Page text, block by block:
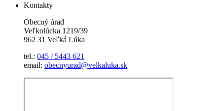
Kontakty
Obecný úrad
Veľkolúcka 1219/39
962 31 Veľká Lúka
tel.: 045 / 5443 621
email: obecnyurad@velkaluka.sk